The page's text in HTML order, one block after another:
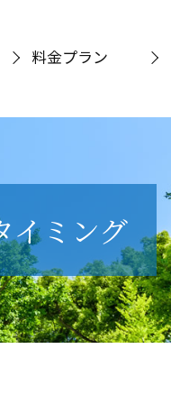
料金プラン
イミング